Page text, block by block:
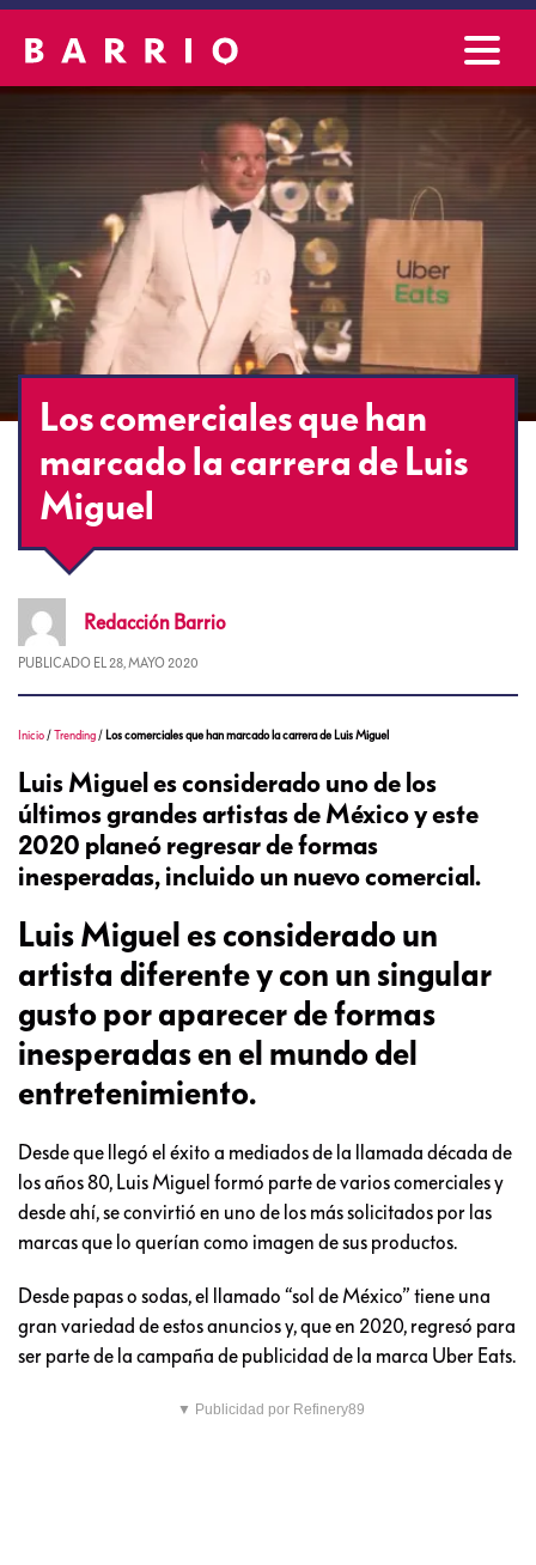
Los comerciales que han
marcado la carrera de Luis
Miguel
Redacción Barrio
PUBLICADO EL 28, MAYO 2020
Inicio /Trending / Los comerciales que han marcado la carrera de Luis Miguel
Luis Miguel es considerado uno de los
últimos grandes artistas de México y este
2020 planeó regresar de formas
inesperadas, incluido un nuevo comercial.
Luis Miguel es considerado un
artista diferente y con un singular
gusto por aparecer de formas
inesperadas en el mundo del
entretenimiento.
Desde que llegó el éxito a mediados de la llamada década de
los años 80, Luis Miguel formó parte de varios comerciales y
desde ahí, se convirtió en uno de los más solicitados por las
marcas que lo querían como imagen de sus productos.
Desde papas o sodas, el llamado “sol de México” tiene una
gran variedad de estos anuncios y, que en 2020, regresó para
ser parte de la campaña de publicidad de la marca Uber Eats.
▼ Publicidad por Refinery89